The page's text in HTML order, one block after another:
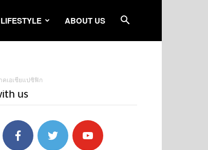
LIFESTYLE ABOUT US
คเอเชียแปซิฟิก
us